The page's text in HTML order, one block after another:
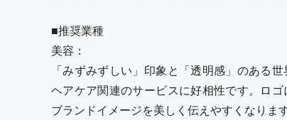
■推奨業種
美容：
「みずみずしい」印象と「透明感」のある
ヘアケア関連のサービスに好相性です。ロ
ブランドイメージを美しく伝えやすくなります